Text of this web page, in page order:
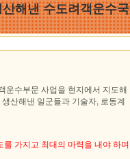
해낸 수도려객운수국
운수부문 사업을 현지에서 지도해
산해낸 일군들과 기술자, 로동계
를 가지고 최대의 마력을 내야 하며